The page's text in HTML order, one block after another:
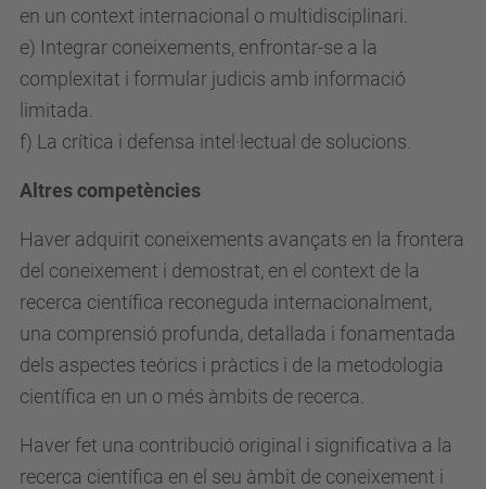
en un context internacional o multidisciplinari.
e) Integrar coneixements, enfrontar-se a la
complexitat i formular judicis amb informació
limitada.
f) La crítica i defensa intel·lectual de solucions.
Altres competències
Haver adquirit coneixements avançats en la frontera
del coneixement i demostrat, en el context de la
recerca científica reconeguda internacionalment,
una comprensió profunda, detallada i fonamentada
dels aspectes teòrics i pràctics i de la metodologia
científica en un o més àmbits de recerca.
Haver fet una contribució original i significativa a la
recerca científica en el seu àmbit de coneixement i